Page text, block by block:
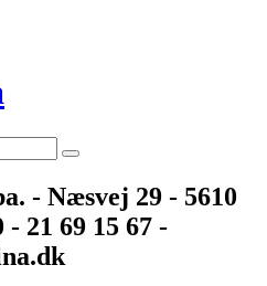
- Næsvej 29 - 5610
- 21 69 15 67 -